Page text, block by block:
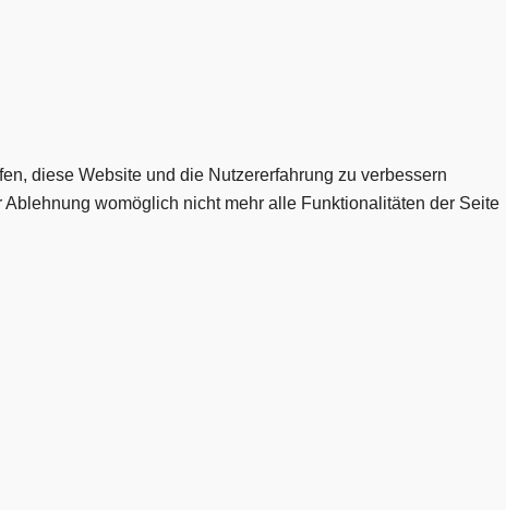
diese Website und die Nutzererfahrung zu verbessern
womöglich nicht mehr alle Funktionalitäten der Seite